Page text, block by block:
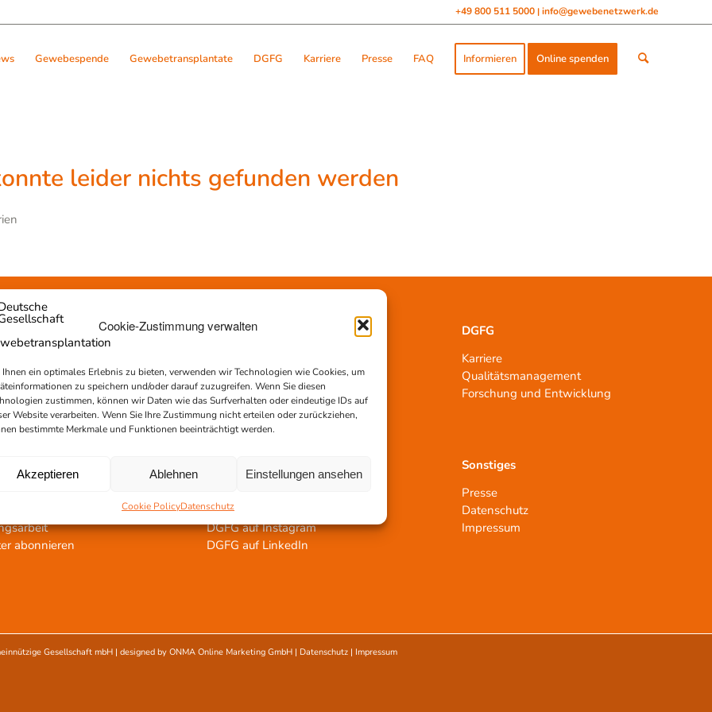
Cookie-Zustimmung verwalten
Ihnen ein optimales Erlebnis zu bieten, verwenden wir Technologien wie Cookies, um
zu speichern und/oder darauf zuzugreifen. Wenn Sie diesen
zustimmen, können wir Daten wie das Surfverhalten oder eindeutige IDs auf
Website verarbeiten. Wenn Sie Ihre Zustimmung nicht erteilen oder zurückziehen,
bestimmte Merkmale und Funktionen beeinträchtigt werden.
Akzeptieren Ablehnen Einstellungen ansehen
Cookie PolicyDatenschutz
+49 800 511 5000 | info@gewebenetzwerk.de
Gewebespende Gewebetransplantate DGFG Karriere Presse FAQ Informieren Online spenden
leider nichts gefunden werden
bestellen
abonnieren
Netzwerk
Für Gewebebanken
Für Transplantationszentren
DGFG auf Youtube
DGFG auf Instagram
DGFG auf LinkedIn
DGFG
Karriere
Qualitätsmanagement
Forschung und Entwicklung
Sonstiges
Presse
Datenschutz
Impressum
Gesellschaft mbH | designed by ONMA Online Marketing GmbH | Datenschutz | Impressum